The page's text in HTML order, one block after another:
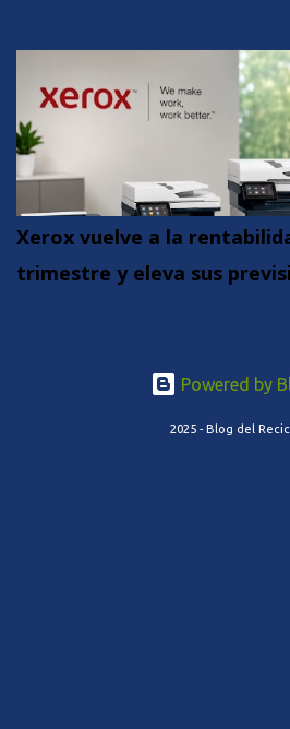
Xerox vuelve a la
trimestre y eleva sus
Powered by
2025 - Blog del